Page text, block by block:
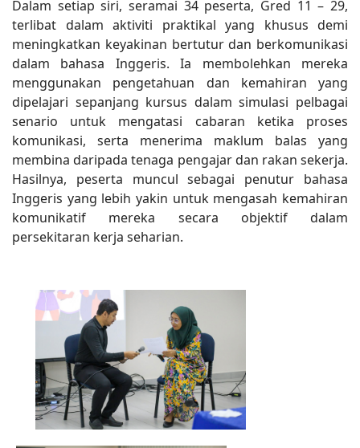
Dalam setiap siri, seramai 34 peserta, Gred 11 – 29,
terlibat dalam aktiviti praktikal yang khusus demi
meningkatkan keyakinan bertutur dan berkomunikasi
dalam bahasa Inggeris. Ia membolehkan mereka
menggunakan pengetahuan dan kemahiran yang
dipelajari sepanjang kursus dalam simulasi pelbagai
senario untuk mengatasi cabaran ketika proses
komunikasi, serta menerima maklum balas yang
membina daripada tenaga pengajar dan rakan sekerja.
Hasilnya, peserta muncul sebagai penutur bahasa
Inggeris yang lebih yakin untuk mengasah kemahiran
komunikatif mereka secara objektif dalam
persekitaran kerja seharian.